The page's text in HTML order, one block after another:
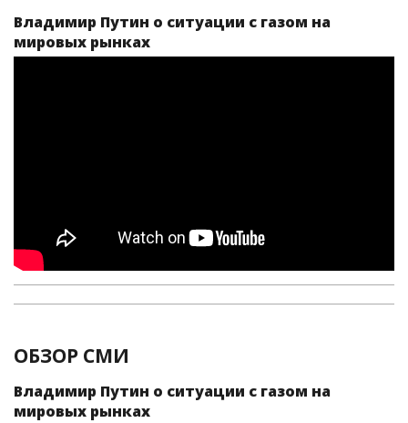
Владимир Путин о ситуации с газом на
мировых рынках
ОБЗОР СМИ
Владимир Путин о ситуации с газом на
мировых рынках